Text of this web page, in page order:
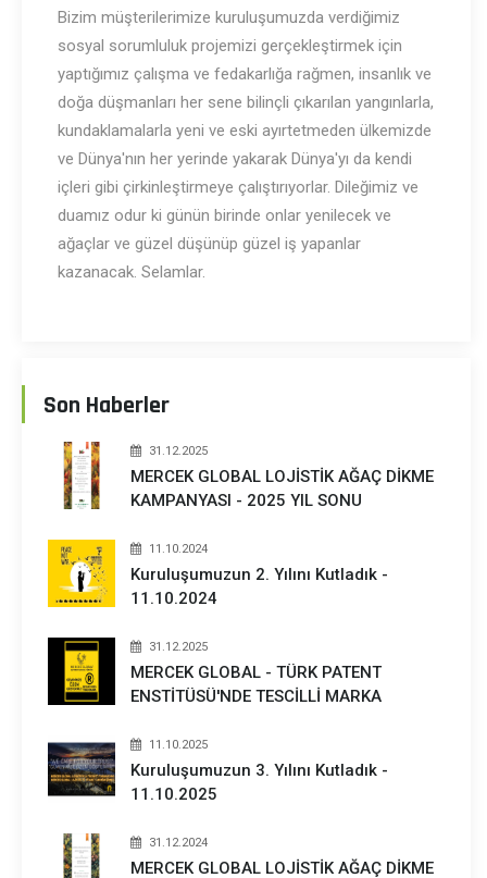
Bizim müşterilerimize kuruluşumuzda verdiğimiz
sosyal sorumluluk projemizi gerçekleştirmek için
yaptığımız çalışma ve fedakarlığa rağmen, insanlık ve
doğa düşmanları her sene bilinçli çıkarılan yangınlarla,
kundaklamalarla yeni ve eski ayırtetmeden ülkemizde
ve Dünya'nın her yerinde yakarak Dünya'yı da kendi
içleri gibi çirkinleştirmeye çalıştırıyorlar. Dileğimiz ve
duamız odur ki günün birinde onlar yenilecek ve
ağaçlar ve güzel düşünüp güzel iş yapanlar
kazanacak. Selamlar.
Son Haberler
31.12.2025
MERCEK GLOBAL LOJİSTİK AĞAÇ DİKME
KAMPANYASI - 2025 YIL SONU
11.10.2024
Kuruluşumuzun 2. Yılını Kutladık -
11.10.2024
31.12.2025
MERCEK GLOBAL - TÜRK PATENT
ENSTİTÜSÜ'NDE TESCİLLİ MARKA
11.10.2025
Kuruluşumuzun 3. Yılını Kutladık -
11.10.2025
31.12.2024
MERCEK GLOBAL LOJİSTİK AĞAÇ DİKME